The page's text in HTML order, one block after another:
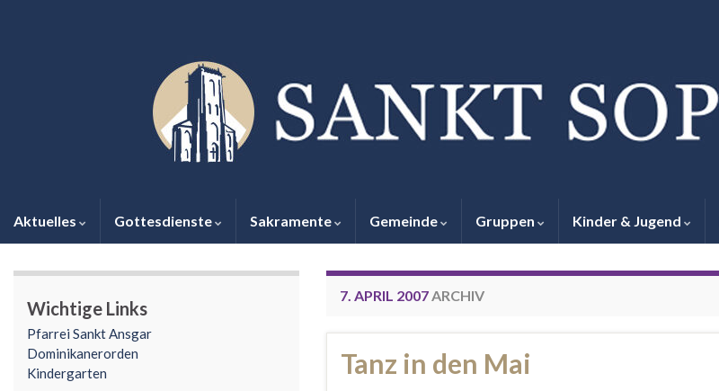
Aktuelles Gottesdienste Sakramente Gemeinde Gruppen Kinder & Jugend
7. APRIL 2007ARCHIV
Tanz in den Mai
Wichtige Links
Pfarrei Sankt Ansgar
Dominikanerorden
Kindergarten